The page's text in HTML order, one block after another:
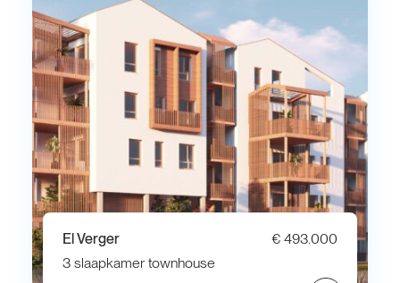
El Verger
€ 493.000
3 slaapkamer townhouse